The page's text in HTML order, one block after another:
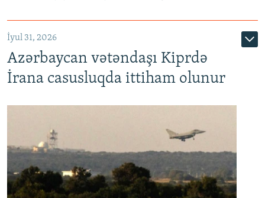
İyul 31, 2026
Azərbaycan vətəndaşı Kiprdə
İrana casusluqda ittiham olunur